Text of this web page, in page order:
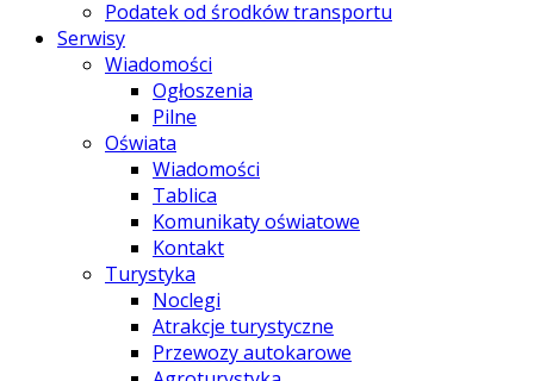
Podatek od środków transportu
Serwisy
Wiadomości
Ogłoszenia
Pilne
Oświata
Wiadomości
Tablica
Komunikaty oświatowe
Kontakt
Turystyka
Noclegi
Atrakcje turystyczne
Przewozy autokarowe